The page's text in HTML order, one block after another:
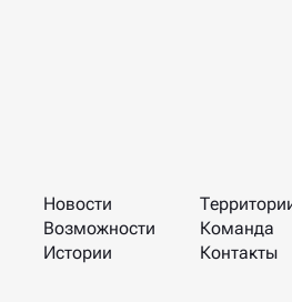
Новости
Возможности
Истории
Команда
Контакты